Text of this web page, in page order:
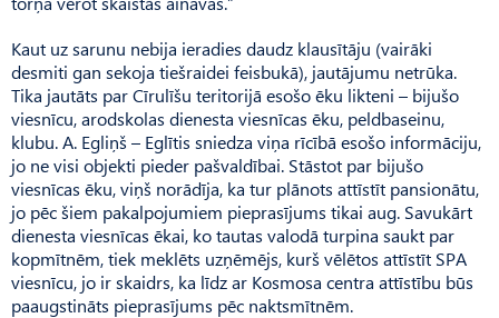
Kaut uz sarunu nebija ieradies daudz klausītāju (vairāki
desmiti gan sekoja tiešraidei feisbukā), jautājumu netrūka.
Tika jautāts par Cīrulīšu teritorijā esošo ēku likteni – bijušo
viesnīcu, arodskolas dienesta viesnīcas ēku, peldbaseinu,
klubu. A. Egliņš – Eglītis sniedza viņa rīcībā esošo informāciju,
jo ne visi objekti pieder paš­valdībai. Stāstot par bijušo
viesnīcas ēku, viņš norādīja, ka tur plānots attīstīt pansionātu,
jo pēc šiem pakalpojumiem pieprasījums tikai aug. Savukārt
dienesta viesnīcas ēkai, ko tautas valodā turpina saukt par
kopmītnēm, tiek meklēts uzņēmējs, kurš vēlētos attīstīt SPA
viesnīcu, jo ir skaidrs, ka līdz ar Kosmosa centra attīstību būs
paaugstināts pieprasījums pēc naktsmītnēm.